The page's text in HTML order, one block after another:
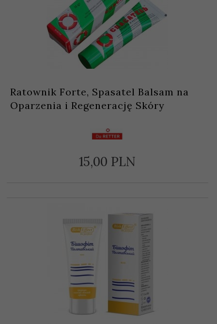
Ratownik Forte, Spasatel Balsam na
Oparzenia i Regenerację Skóry
15,00 PLN